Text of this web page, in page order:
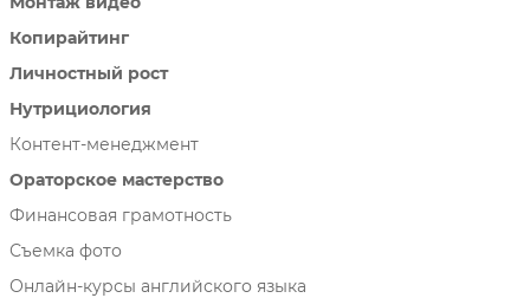
Копирайтинг
Личностный рост
Нутрициология
Контент-менеджмент
Ораторское мастерство
Финансовая грамотность
Съемка фото
Онлайн-курсы английского языка